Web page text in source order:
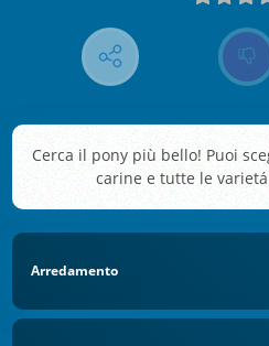
Cerca il pony più bello! Puoi
carine e tutte le
Arredamento